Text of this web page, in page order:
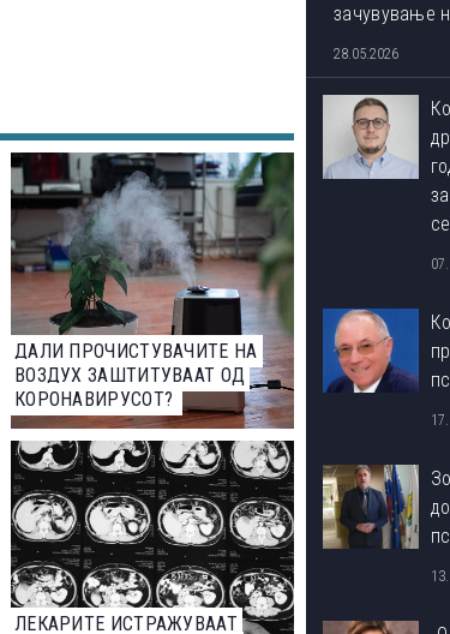
ДАЛИ ПРОЧИСТУВАЧИТЕ НА
ВОЗДУХ ЗАШТИТУВААТ ОД
КОРОНАВИРУСОТ?
ЛЕКАРИТЕ ИСТРАЖУВААТ
зачувување
сопствениот
28.05.2026